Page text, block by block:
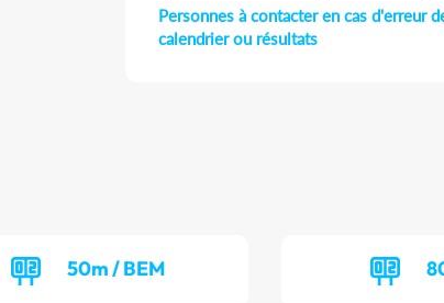
Personnes à contacter en cas d'erreur
calendrier ou résultats
50m / BEM